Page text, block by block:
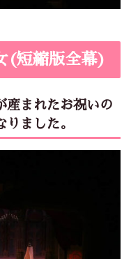
(短縮版全幕)
産まれたお祝いの
ました。